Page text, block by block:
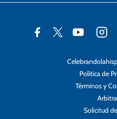
Política de
Términos y
Solicitud